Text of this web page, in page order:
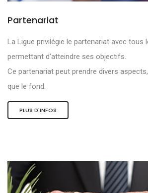
Partenariat
La Ligue privilégie le partenariat avec tous
permettant d'atteindre ses objectifs.
Ce partenariat peut prendre divers
que le fond.
PLUS D'INFOS